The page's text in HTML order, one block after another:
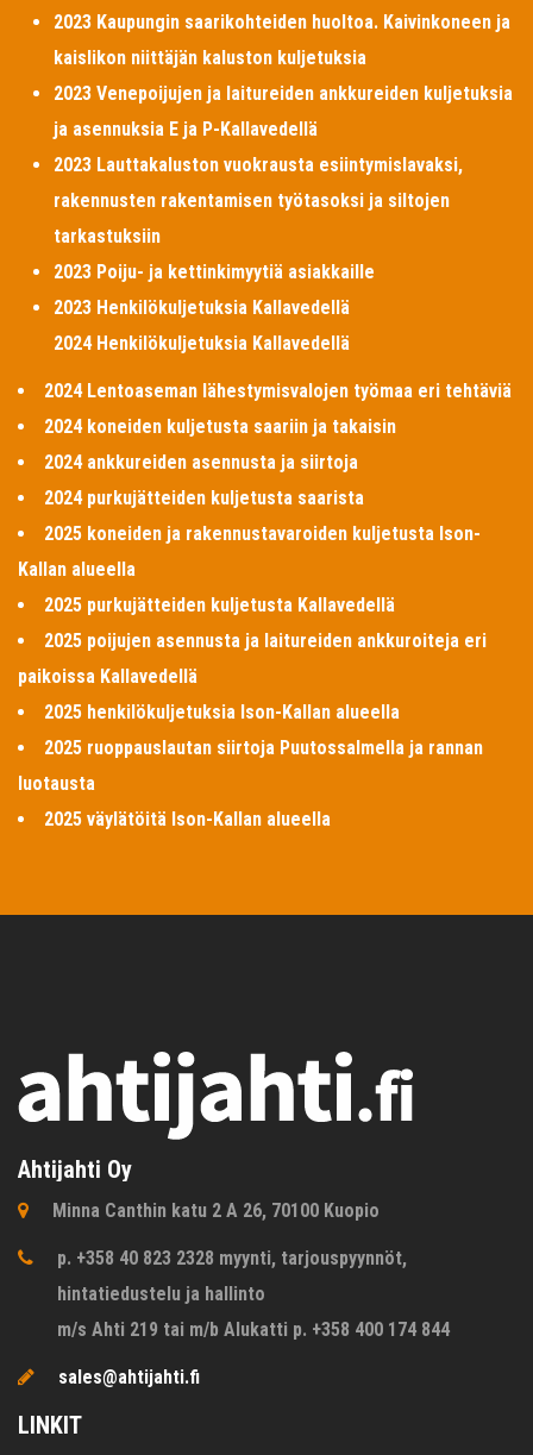
2023 Kaupungin saarikohteiden huoltoa. Kaivinkoneen ja
kaislikon niittäjän kaluston kuljetuksia
2023 Venepoijujen ja laitureiden ankkureiden kuljetuksia
ja asennuksia E ja P-Kallavedellä
2023 Lauttakaluston vuokrausta esiintymislavaksi,
rakennusten rakentamisen työtasoksi ja siltojen
tarkastuksiin
2023 Poiju- ja kettinkimyytiä asiakkaille
2023 Henkilökuljetuksia Kallavedellä
2024 Henkilökuljetuksia Kallavedellä
2024 Lentoaseman lähestymisvalojen työmaa eri tehtäviä
2024 koneiden kuljetusta saariin ja takaisin
2024 ankkureiden asennusta ja siirtoja
2024 purkujätteiden kuljetusta saarista
2025 koneiden ja rakennustavaroiden kuljetusta Ison-
Kallan alueella
2025 purkujätteiden kuljetusta Kallavedellä
2025 poijujen asennusta ja laitureiden ankkuroiteja eri
paikoissa Kallavedellä
2025 henkilökuljetuksia Ison-Kallan alueella
2025 ruoppauslautan siirtoja Puutossalmella ja rannan
luotausta
2025 väylätöitä Ison-Kallan alueella
Ahtijahti Oy
Minna Canthin katu 2 A 26, 70100 Kuopio
p. +358 40 823 2328 myynti, tarjouspyynnöt,
hintatiedustelu ja hallinto
m/s Ahti 219 tai m/b Alukatti p. +358 400 174 844
sales@ahtijahti.fi
LINKIT